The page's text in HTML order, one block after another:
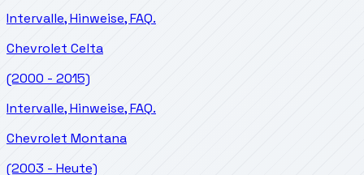
Intervalle, Hinweise, FAQ.
Chevrolet Celta
(2000 - 2015)
Intervalle, Hinweise, FAQ.
Chevrolet Montana
(2003 - Heute)